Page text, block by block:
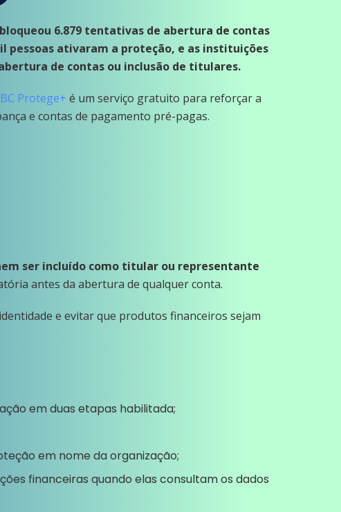
6.879 tentativas de abertura de contas
pessoas ativaram a proteção, e as instituições
de contas ou inclusão de titulares.
BC Protege+ é um serviço gratuito para reforçar a
e contas de pagamento pré-pagas.
ser incluído como titular ou representante
antes da abertura de qualquer conta.
e evitar que produtos financeiros sejam
em duas etapas habilitada;
em nome da organização;
financeiras quando elas consultam os dados